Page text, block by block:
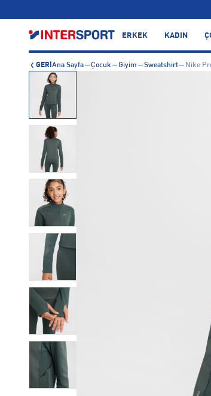
ERKEK KADIN
GERİ Ana Sayfa Çocuk Giyim Sweatshirt
Nike